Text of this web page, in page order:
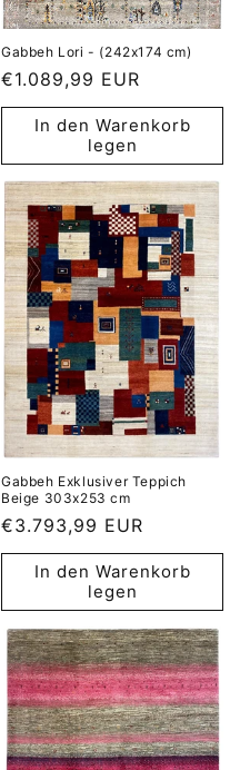
Gabbeh Lori - (242x174 cm)
Normaler
Preis
€1.089,99 EUR
In den Warenkorb
legen
Gabbeh Exklusiver Teppich
Beige 303x253 cm
Normaler
Preis
€3.793,99 EUR
In den Warenkorb
legen